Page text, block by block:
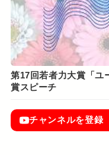
第17回若者力大賞「ユ
賞スピーチ
チャンネルを登録